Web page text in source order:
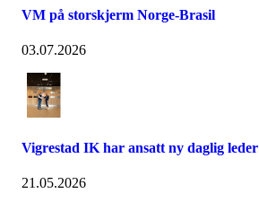
VM på storskjerm Norge-Brasil
03.07.2026
Vigrestad IK har ansatt ny daglig leder
21.05.2026